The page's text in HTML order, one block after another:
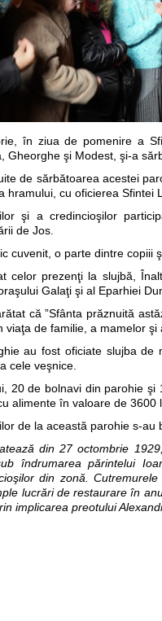
în ziua de pomenire a
Gheorghe şi Modest, şi-a
de sărbătoarea acestei
hramului, cu oficierea
şi a credincioşilor
de Jos.
cuvenit, o parte dintre copiii
celor prezenţi la slujbă,
Galaţi şi al Eparhiei
că ”Sfânta prăznuită
viaţa de familie, a mamelor şi
au fost oficiate slujba de
cele veşnice.
20 de bolnavi din parohie
alimente în valoare de 3600
de la această parohie s-
din 27 octombrie
îndrumarea părintelui
din zonă.
lucrări de restaurare în
implicarea preotului